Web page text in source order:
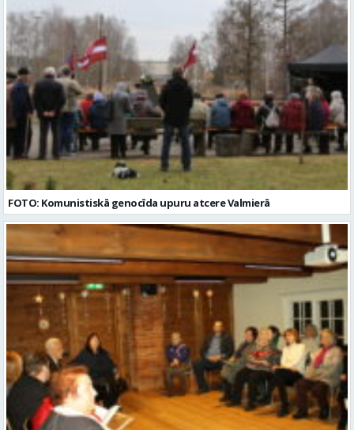
FOTO: Komunistiskā genocīda upuru atcere Valmierā